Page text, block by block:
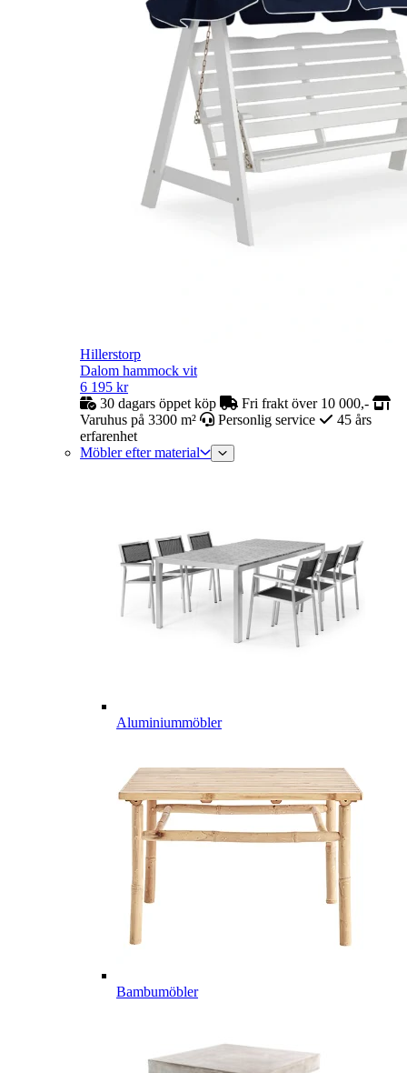
Hillerstorp
Dalom hammock vit
6 195 kr
30 dagars öppet köp
Fri frakt över 10 000,-
Varuhus på 3300 m²
Personlig service
45 års
erfarenhet
Möbler efter material
Aluminiummöbler
Bambumöbler